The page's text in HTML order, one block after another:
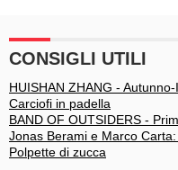
sugli altri)
CONSIGLI UTILI
HUISHAN ZHANG -
Carciofi in padella
BAND OF OUTSIDERS -
Jonas Berami e Marco
Polpette di zucca